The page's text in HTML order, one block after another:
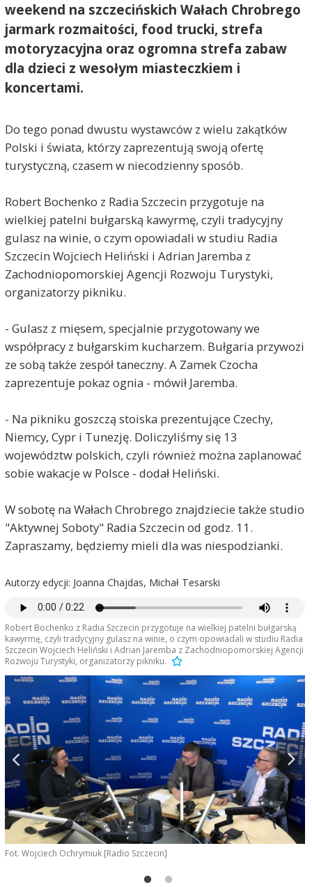
weekend na szczecińskich Wałach Chrobrego
jarmark rozmaitości, food trucki, strefa
motoryzacyjna oraz ogromna strefa zabaw
dla dzieci z wesołym miasteczkiem i
koncertami.
Do tego ponad dwustu wystawców z wielu zakątków
Polski i świata, którzy zaprezentują swoją ofertę
turystyczną, czasem w niecodzienny sposób.
Robert Bochenko z Radia Szczecin przygotuje na
wielkiej patelni bułgarską kawyrmę, czyli tradycyjny
gulasz na winie, o czym opowiadali w studiu Radia
Szczecin Wojciech Heliński i Adrian Jaremba z
Zachodniopomorskiej Agencji Rozwoju Turystyki,
organizatorzy pikniku.
- Gulasz z mięsem, specjalnie przygotowany we
współpracy z bułgarskim kucharzem. Bułgaria przywozi
ze sobą także zespół taneczny. A Zamek Czocha
zaprezentuje pokaz ognia - mówił Jaremba.
- Na pikniku goszczą stoiska prezentujące Czechy,
Niemcy, Cypr i Tunezję. Doliczyliśmy się 13
województw polskich, czyli również można zaplanować
sobie wakacje w Polsce - dodał Heliński.
W sobotę na Wałach Chrobrego znajdziecie także studio
"Aktywnej Soboty" Radia Szczecin od godz. 11.
Zapraszamy, będziemy mieli dla was niespodzianki.
Autorzy edycji: Joanna Chajdas, Michał Tesarski
Robert Bochenko z Radia Szczecin przygotuje na wielkiej patelni bułgarską
kawyrmę, czyli tradycyjny gulasz na winie, o czym opowiadali w studiu Radia
Szczecin Wojciech Heliński i Adrian Jaremba z Zachodniopomorskiej Agencji
Rozwoju Turystyki, organizatorzy pikniku.
Fot. Wojciech Ochrymiuk [Radio Szczecin]